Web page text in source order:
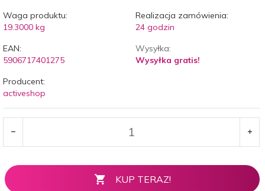
Waga produktu:
19.3000 kg
Realizacja zamówienia:
24 godzin
EAN:
5906717401275
Wysyłka:
Wysyłka gratis!
Producent:
activeshop
KUP TERAZ!